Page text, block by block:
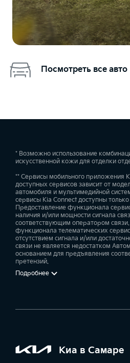
Посмотреть все авто
* Возможно использование
искусственной кожи для отделки
** Сервисы мобильного приложения
доступных сервисов зависит от
автомобиля и мультимедийной
сервисы Kia Connect доступны
Предоставление функционала
наличия и/или мощности сигнала
соответствующим оператором
функционала телематических
отсутствием сигнала и/или
связи не является недостатком
основанием для предъявления
претензий.
Подробнее
Киа в Самаре